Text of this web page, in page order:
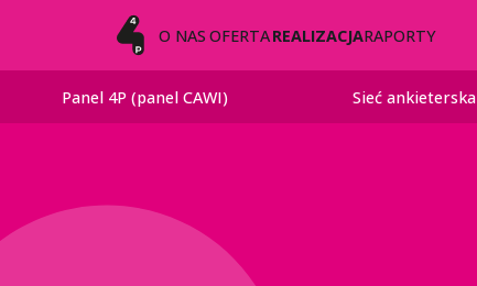
O NAS OFERTAREALIZACJARAPORTY
Panel 4P (panel CAWI) Sieć ankieterska